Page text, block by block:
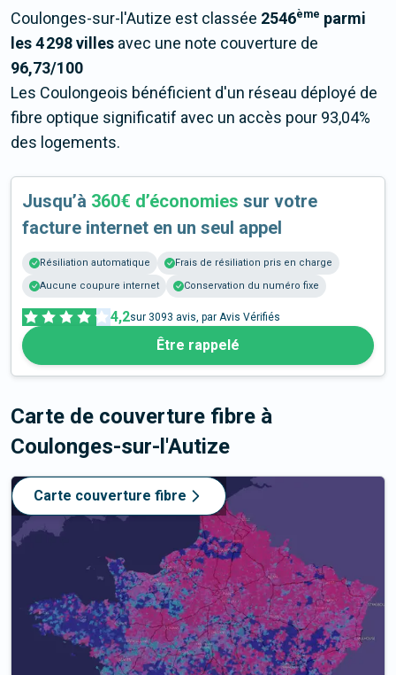
Coulonges-sur-l'Autize est classée 2546ème parmi
les 4 298 villes avec une note couverture de
96,73/100
Les Coulongeois bénéficient d'un réseau déployé de
fibre optique significatif avec un accès pour 93,04%
des logements.
Jusqu’à 360€ d’économies sur votre
facture internet en un seul appel
Résiliation automatique
Frais de résiliation pris en charge
Aucune coupure internet
Conservation du numéro fixe
4,2sur 3093 avis, par Avis Vérifiés
Être rappelé
Carte de couverture fibre à
Coulonges-sur-l'Autize
Carte couverture fibre